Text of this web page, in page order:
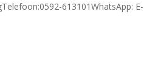
613101WhatsApp: E-